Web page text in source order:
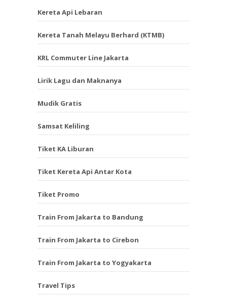
Kereta Api Lebaran
Kereta Tanah Melayu Berhard (KTMB)
KRL Commuter Line Jakarta
Lirik Lagu dan Maknanya
Mudik Gratis
Samsat Keliling
Tiket KA Liburan
Tiket Kereta Api Antar Kota
Tiket Promo
Train From Jakarta to Bandung
Train From Jakarta to Cirebon
Train From Jakarta to Yogyakarta
Travel Tips